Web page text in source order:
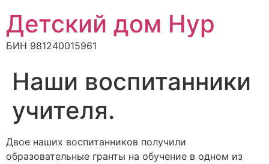
Детский дом Нур
БИН 981240015961
Наши воспитанники
учителя.
Двое наших воспитанников получили
образовательные гранты на обучение в одном из